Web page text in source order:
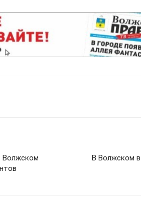
Волжском
В Волжском